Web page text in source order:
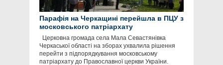
Парафія на Черкащині перейшла в ПЦУ з
московського патріархату
Церковна громада села Мала Севастянівка
Черкаської області на зборах ухвалила рішення
перейти з підпорядкування московському
патріархату до Православної церкви України.